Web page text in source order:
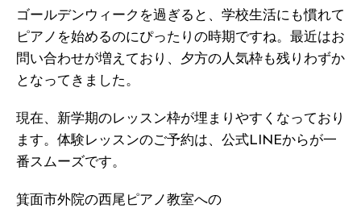
ゴールデンウィークを過ぎると、学校生活にも慣れて
ピアノを始めるのにぴったりの時期ですね。最近はお
問い合わせが増えており、夕方の人気枠も残りわずか
となってきました。
現在、新学期のレッスン枠が埋まりやすくなっており
ます。体験レッスンのご予約は、公式LINEからが一
番スムーズです。
箕面市外院の西尾ピアノ教室への